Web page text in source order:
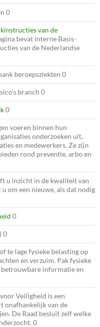
0
van de
bevat interne Basis-
van de Nederlandse
beroepsziekten 0
branch 0
0
voeren binnen hun
onderzoeken uit,
en medewerkers. Ze zijn
rond preventie, arbo en
u inzicht in de kwaliteit van
om een nieuwe, als dat nodig
0
0
te lage fysieke belasting op
en verzuim. Pak fysieke
betrouwbare informatie en
Veiligheid is een
onafhankelijk van de
De Raad besluit zelf welke
0